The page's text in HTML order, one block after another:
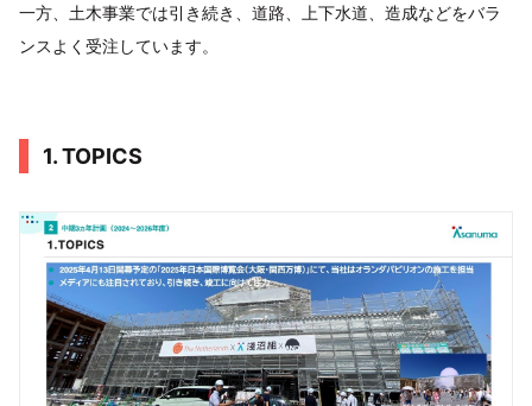
一方、土木事業では引き続き、道路、上下水道、造成などをバラ
ンスよく受注しています。
1. TOPICS